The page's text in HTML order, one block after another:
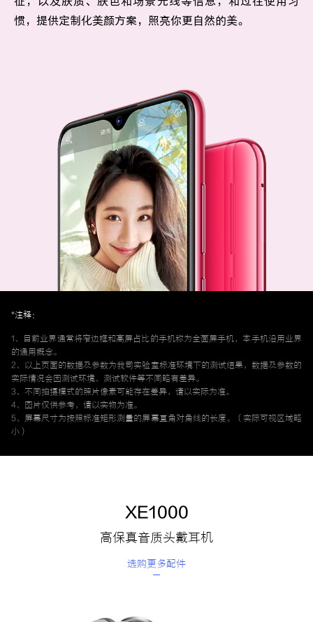
惯，提供定制化美颜方案，照亮你更自然的美。
*注释：
1、目前业界通常将窄边框和高屏占比的手机称为全面屏手机，本手机沿用业界
的通用概念。
2、以上页面的数据及参数为我司实验室标准环境下的测试结果，数据及参数的
实际情况会因测试环境、测试软件等不同略有差异。
3、不同拍摄模式的照片像素可能存在差异，请以实际为准。
4、图片仅供参考，请以实物为准。
5、屏幕尺寸为按照标准矩形测量的屏幕直角对角线的长度。（实际可视区域略
小）
XE1000
高保真音质头戴耳机
选购更多配件